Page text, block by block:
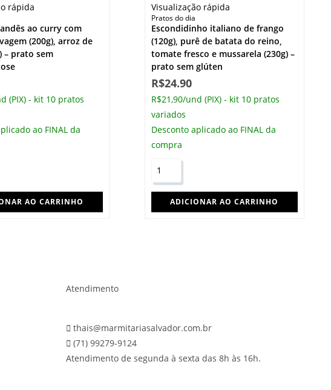
rápida
ao curry com
(200g), arroz de
– prato sem
(PIX) - kit 10 pratos
ao FINAL da
AO CARRINHO
Visualização rápida
Pratos do dia
Escondidinho italiano de frango
(120g), purê de batata do reino,
tomate fresco e mussarela (230g) –
prato sem glúten
R$24.90
R$21,90/und (PIX) - kit 10 pratos
variados
Desconto aplicado ao FINAL da
compra
ADICIONAR AO CARRINHO
Atendimento
thais@marmitariasalvador.com.br
(71) 99279-9124
Atendimento de segunda à sexta das 8h às 16h.